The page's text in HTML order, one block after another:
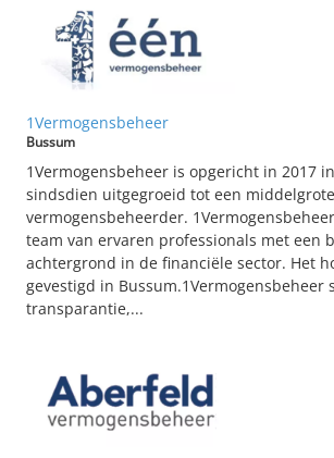
1Vermogensbeheer
Bussum
1Vermogensbeheer is opgericht in 2017
sindsdien uitgegroeid tot een
vermogensbeheerder.
team van ervaren professionals met een
achtergrond in de financiële sector. Het
gevestigd in Bussum.1Vermogensbeheer
transparantie,...